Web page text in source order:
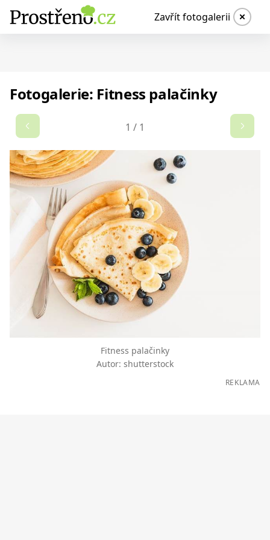
Zavřít fotogalerii
Fotogalerie: Fitness palačinky
1 / 1
Fitness palačinky
Autor: shutterstock
REKLAMA